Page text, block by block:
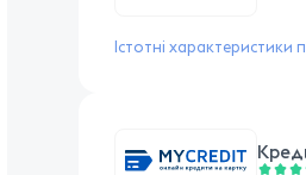
Істотні характеристики